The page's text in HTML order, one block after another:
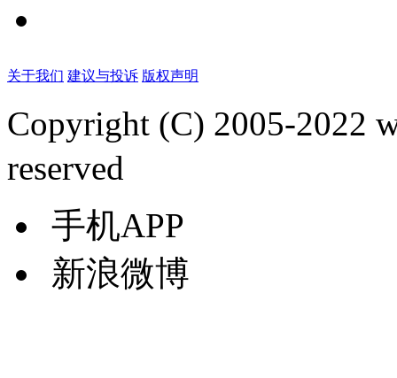
关于我们 建议与投诉 版权声明
Copyright (C) 2005-2022
reserved
手机APP
新浪微博